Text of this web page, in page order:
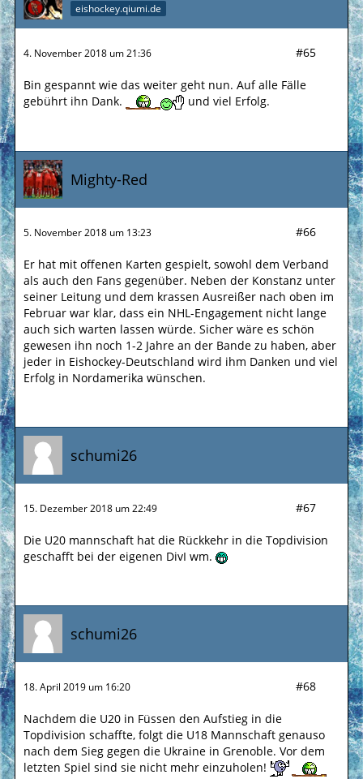
eishockey.qiumi.de
4. November 2018 um 21:36 #65
Bin gespannt wie das weiter geht nun. Auf alle Fälle
gebührt ihn Dank.
und viel Erfolg.
Mighty-Red
5. November 2018 um 13:23 #66
Er hat mit offenen Karten gespielt, sowohl dem Verband
als auch den Fans gegenüber. Neben der Konstanz unter
seiner Leitung und dem krassen Ausreißer nach oben im
Februar war klar, dass ein NHL-Engagement nicht lange
auch sich warten lassen würde. Sicher wäre es schön
gewesen ihn noch 1-2 Jahre an der Bande zu haben, aber
jeder in Eishockey-Deutschland wird ihm Danken und viel
Erfolg in Nordamerika wünschen.
schumi26
15. Dezember 2018 um 22:49 #67
Die U20 mannschaft hat die Rückkehr in die Topdivision
geschafft bei der eigenen DivI wm.
schumi26
18. April 2019 um 16:20 #68
Nachdem die U20 in Füssen den Aufstieg in die
Topdivision schaffte, folgt die U18 Mannschaft genauso
nach dem Sieg gegen die Ukraine in Grenoble. Vor dem
letzten Spiel sind sie nicht mehr einzuholen!